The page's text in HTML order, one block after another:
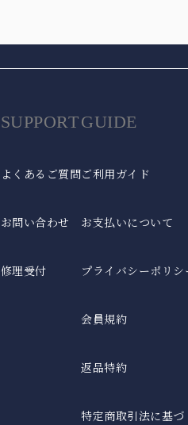
SUPPORT
よくあるご質問
お問い合わせ
修理受付
GUIDE
ご利用ガイド
お支払いについて
プライバシーポリシ
会員規約
返品特約
特定商取引法に基づ